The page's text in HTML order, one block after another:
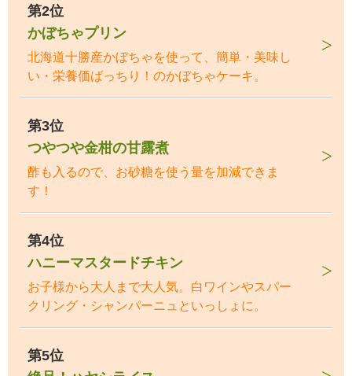
第2位
かぼちゃプリン
北海道十勝産かぼちゃを使って、簡単・美味し
い・栄養価ばっちり！のかぼちゃケーキ。
第3位
つやつや金柑の甘露煮
酢も入るので、お砂糖を使う量を加減できま
す！
第4位
ハニーマスタードチキン
お子様から大人まで大人気。白ワインやスパー
クリング・シャンパーニュといっしょに。
第5位